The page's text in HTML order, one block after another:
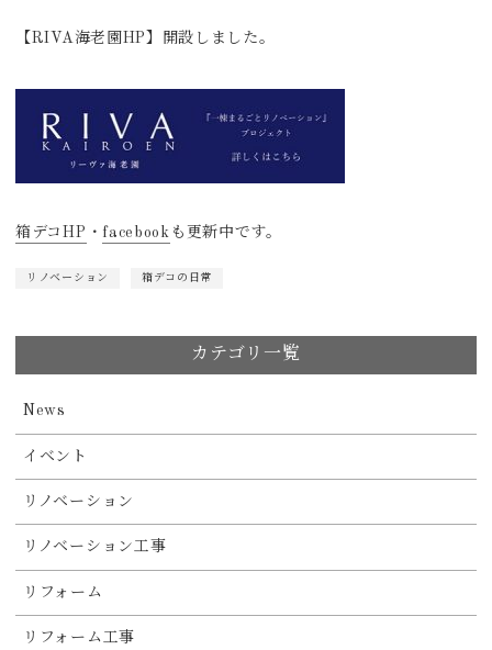
【RIVA海老園HP】開設しました。
箱デコHP ・ facebook も更新中です。
リノベーション 箱デコの日常
カテゴリ一覧
News
イベント
リノベーション
リノベーション工事
リフォーム
リフォーム工事